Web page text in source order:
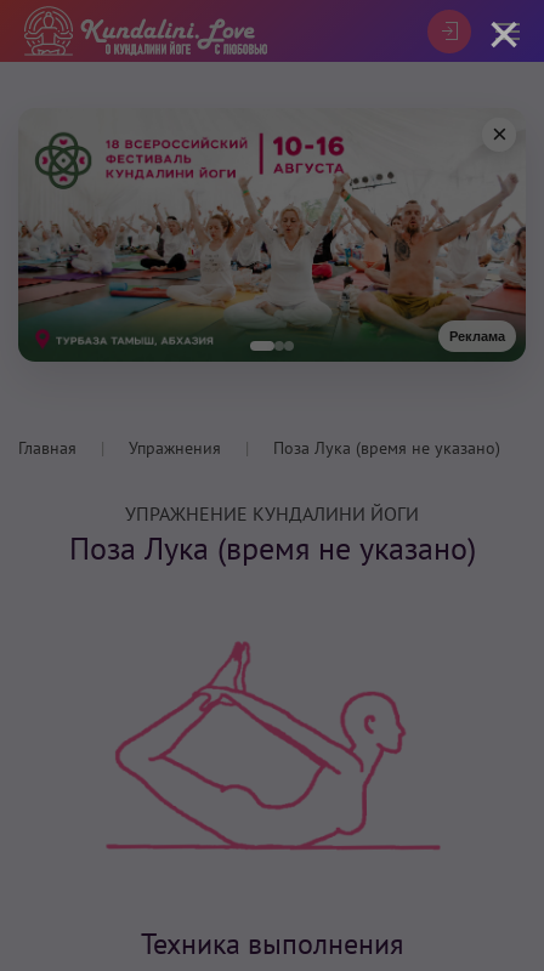
Реклама
×
Главная Упражнения Поза Лука (время не указано)
УПРАЖНЕНИЕ КУНДАЛИНИ ЙОГИ
Поза Лука (время не указано)
Техника выполнения
×